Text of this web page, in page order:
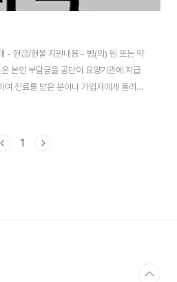
- 현금/현물 지원내용 - 병(의) 원 또는 약
본인 부담금을 공단이 요양기관에 지급
진료를 받은 분이나 가입자에게 돌려드
에서 진료를 받은 사람 본인이 본인 부담
1